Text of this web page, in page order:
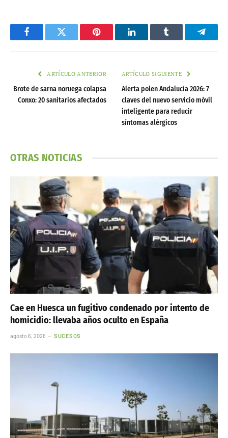
FacebookTwitter Pinterest LinkedInTumblr
ARTÍCULO ANTERIOR
Brote de sarna noruega colapsa
Conxo: 20 sanitarios afectados
ARTÍCULO SIGUIENTE
Alerta polen Andalucía 2026: 7
claves del nuevo servicio móvil
inteligente para reducir
síntomas alérgicos
OTRAS NOTICIAS
Cae en Huesca un fugitivo condenado por intento de
homicidio: llevaba años oculto en España
agosto 6, 2026 SUCESOS